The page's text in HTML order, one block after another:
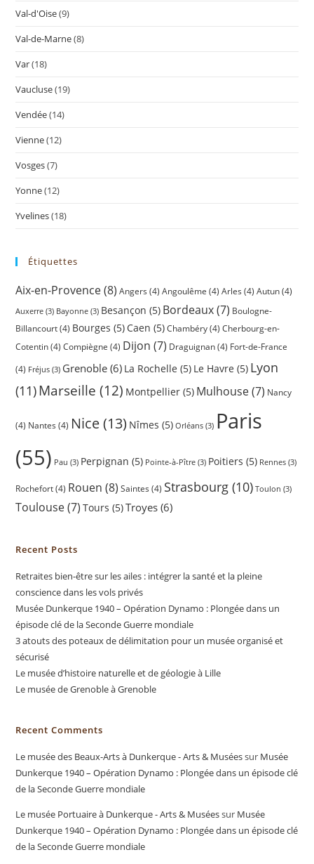
Val-d'Oise(9)
Val-de-Marne(8)
Var(18)
Vaucluse(19)
Vendée(14)
Vienne(12)
Vosges(7)
Yonne(12)
Yvelines(18)
Étiquettes
Aix-en-Provence(8) Angers (4) Angoulême (4) Arles (4) Autun(4)
Auxerre (3) Bayonne (3) Besançon (5) Bordeaux(7) Boulogne-
Billancourt(4) Bourges (5) Caen (5) Chambéry(4) Cherbourg-en-
Cotentin(4) Compiègne (4) Dijon (7) Draguignan(4) Fort-de-France
(4) Fréjus (3) Grenoble (6) La Rochelle (5) Le Havre (5) Lyon
(11)Marseille (12) Montpellier (5) Mulhouse(7) Nancy
(4) Nantes (4) Nice(13) Nîmes (5) Orléans (3) Paris
(55) Pau (3) Perpignan (5) Pointe-à-Pître (3) Poitiers (5) Rennes (3)
Rochefort(4) Rouen (8) Saintes (4) Strasbourg (10) Toulon (3)
Toulouse(7) Tours (5)Troyes (6)
Recent Posts
Retraites bien-être sur les ailes : intégrer la santé et la pleine
conscience dans les vols privés
Musée Dunkerque 1940 – Opération Dynamo : Plongée dans un
épisode clé de la Seconde Guerre mondiale
3 atouts des poteaux de délimitation pour un musée organisé et
sécurisé
Le musée d’histoire naturelle et de géologie à Lille
Le musée de Grenoble à Grenoble
Recent Comments
Le musée des Beaux-Arts à Dunkerque - Arts & Muséessur Musée
Dunkerque 1940 – Opération Dynamo : Plongée dans un épisode clé
de la Seconde Guerre mondiale
Le musée Portuaire à Dunkerque - Arts & Muséessur Musée
Dunkerque 1940 – Opération Dynamo : Plongée dans un épisode clé
de la Seconde Guerre mondiale